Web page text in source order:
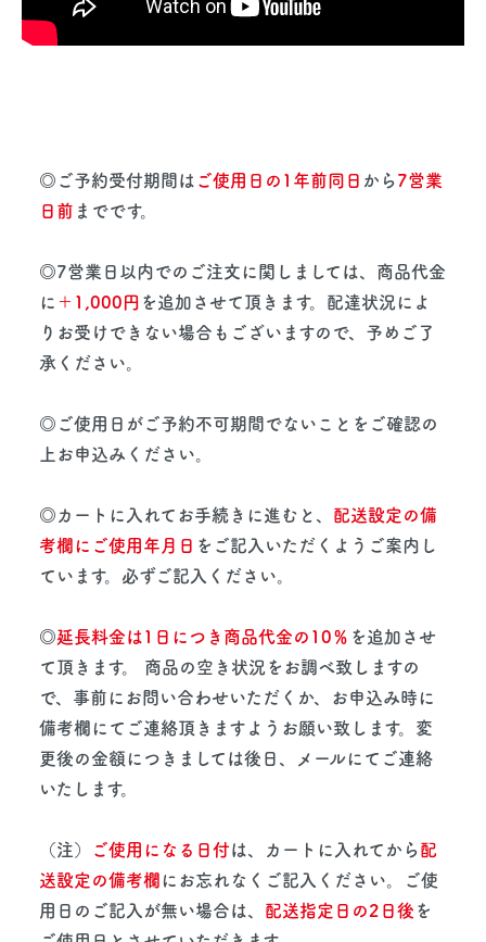
◎ご予約受付期間は ご使用日の1年前同日 から7営業
日前 までです。
◎7営業日以内でのご注文に関しましては、商品代金
に ＋1,000円 を追加させて頂きます。配達状況によ
りお受けできない場合もございますので、予めご了
承ください。
◎ご使用日がご予約不可期間でないことをご確認の
上お申込みください。
◎カートに入れてお手続きに進むと、 配送設定の備
考欄にご使用年月日 をご記入いただくようご案内し
ています。必ずご記入ください。
◎延長料金は1日につき商品代金の10％ を追加させ
て頂きます。 商品の空き状況をお調べ致しますの
で、事前にお問い合わせいただくか、お申込み時に
備考欄にてご連絡頂きますようお願い致します。変
更後の金額につきましては後日、メールにてご連絡
いたします。
（注） ご使用になる日付は、カートに入れてから配
送設定の備考欄 にお忘れなくご記入ください。ご使
用日のご記入が無い場合は、 配送指定日の2日後 を